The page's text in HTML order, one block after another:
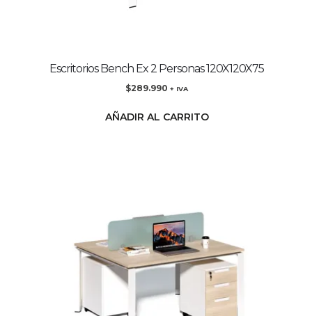
Escritorios Bench Ex 2 Personas 120X120X75
$289.990 + IVA
AÑADIR AL CARRITO